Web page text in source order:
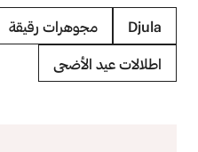
Djula مجوهرات رقيقة
اطلالات عيد الأضحى